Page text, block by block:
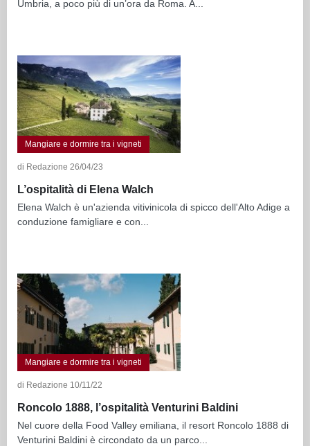
Umbria, a poco più di un’ora da Roma. A...
Mangiare e dormire tra i vigneti
di Redazione 26/04/23
L’ospitalità di Elena Walch
Elena Walch è un'azienda vitivinicola di spicco dell'Alto Adige a
conduzione famigliare e con...
Mangiare e dormire tra i vigneti
di Redazione 10/11/22
Roncolo 1888, l’ospitalità Venturini Baldini
Nel cuore della Food Valley emiliana, il resort Roncolo 1888 di
Venturini Baldini è circondato da un parco...